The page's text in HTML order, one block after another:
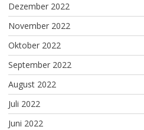
Dezember 2022
November 2022
Oktober 2022
September 2022
August 2022
Juli 2022
Juni 2022